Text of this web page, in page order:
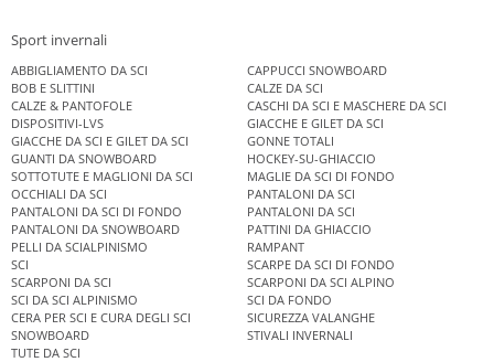
Sport invernali
ABBIGLIAMENTO DA SCI
CAPPUCCI SNOWBOARD
BOB E SLITTINI
CALZE DA SCI
CALZE & PANTOFOLE
CASCHI DA SCI E MASCHERE DA SCI
DISPOSITIVI-LVS
GIACCHE E GILET DA SCI
GIACCHE DA SCI E GILET DA SCI
GONNE TOTALI
GUANTI DA SNOWBOARD
HOCKEY-SU-GHIACCIO
SOTTOTUTE E MAGLIONI DA SCI
MAGLIE DA SCI DI FONDO
OCCHIALI DA SCI
PANTALONI DA SCI
PANTALONI DA SCI DI FONDO
PANTALONI DA SCI
PANTALONI DA SNOWBOARD
PATTINI DA GHIACCIO
PELLI DA SCIALPINISMO
RAMPANT
SCI
SCARPE DA SCI DI FONDO
SCARPONI DA SCI
SCARPONI DA SCI ALPINO
SCI DA SCI ALPINISMO
SCI DA FONDO
CERA PER SCI E CURA DEGLI SCI
SICUREZZA VALANGHE
SNOWBOARD
STIVALI INVERNALI
TUTE DA SCI